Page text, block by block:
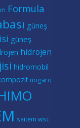
Formula
güneş
güneş
hidrojen
hidromobil
nogaro
saitem wsc